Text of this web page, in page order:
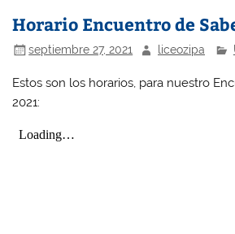
Horario Encuentro de
septiembre 27, 2021 liceozipa
Estos son los horarios, para nuestro
2021: